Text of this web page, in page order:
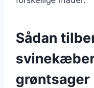
Sådan
grøntsager